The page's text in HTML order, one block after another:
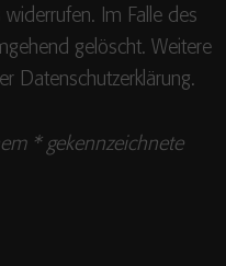
Im Falle des
gelöscht. Weitere
Datenschutzerklärung.
* gekennzeichnete